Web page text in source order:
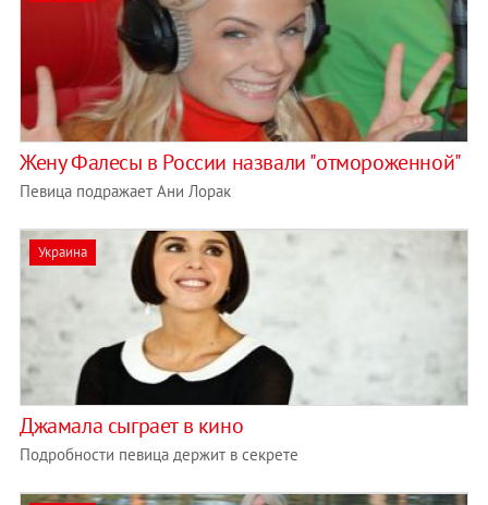
Жену Фалесы в России назвали "отмороженной"
Певица подражает Ани Лорак
Украина
Джамала сыграет в кино
Подробности певица держит в секрете